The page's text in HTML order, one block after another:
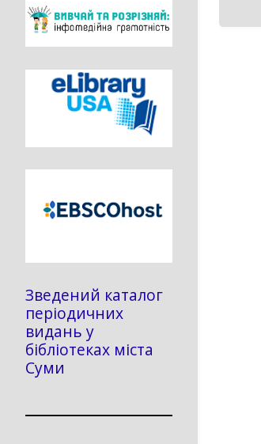
Зведений каталог
періодичних
видань у
бібліотеках міста
Суми